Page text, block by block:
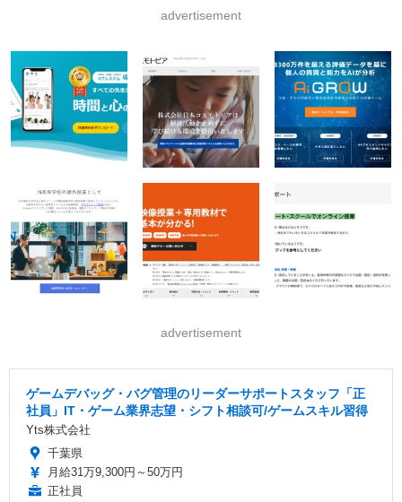
advertisement
advertisement
ゲームデバッグ・バグ管理のリーダーサポートスタッフ「正
社員」IT・ゲーム業界志望・シフト相談可/ゲームスキル習得
Yts株式会社
千葉県
月給31万9,300円～50万円
正社員